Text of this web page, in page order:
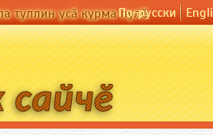
туллин усӑ курма пулӗПо-русски